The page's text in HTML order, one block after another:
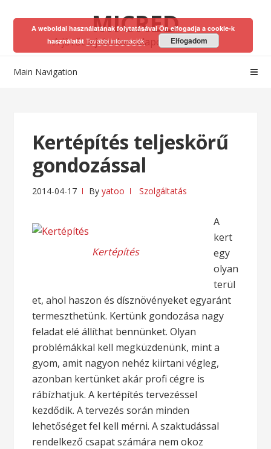
to
navigation
to
content
MICRED
A jövőt a jelenben alapozhatod meg!
Main Navigation
Kertépítés teljeskörű
gondozással
2014-04-17 Byyatoo Szolgáltatás
Kertépítés
A
kert
egy
olyan
terül
et, ahol haszon és dísznövényeket egyaránt
termeszthetünk. Kertünk gondozása nagy
feladat elé állíthat bennünket. Olyan
problémákkal kell megküzdenünk, mint a
gyom, amit nagyon nehéz kiirtani végleg,
azonban kertünket akár profi cégre is
rábízhatjuk. A kertépítés tervezéssel
kezdődik. A tervezés során minden
lehetőséget fel kell mérni. A szaktudással
rendelkező csapat számára nem okoz
A weboldal használatának folytatásával Ön elfogadja a cookie-k
használatátTovábbi információk Elfogadom